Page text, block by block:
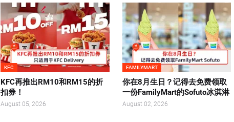
KFC
KFC再推出RM10和RM15的折
扣券！
August 05, 2026
FAMILYMART
你在8月生日？记得去免费领取
一份FamilyMart的Sofuto冰淇淋
August 02, 2026